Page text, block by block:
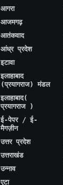
आगरा
आजमगढ़
आतंकवाद
आंध्र प्रदेश
इटावा
इलाहाबाद
(प्रयागराज) मंडल
इलाहाबाद(
प्रयागराज )
ई-पेपर / ई-
मैगज़ीन
उत्तर प्रदेश
उत्तराखंड
उन्नाव
एटा